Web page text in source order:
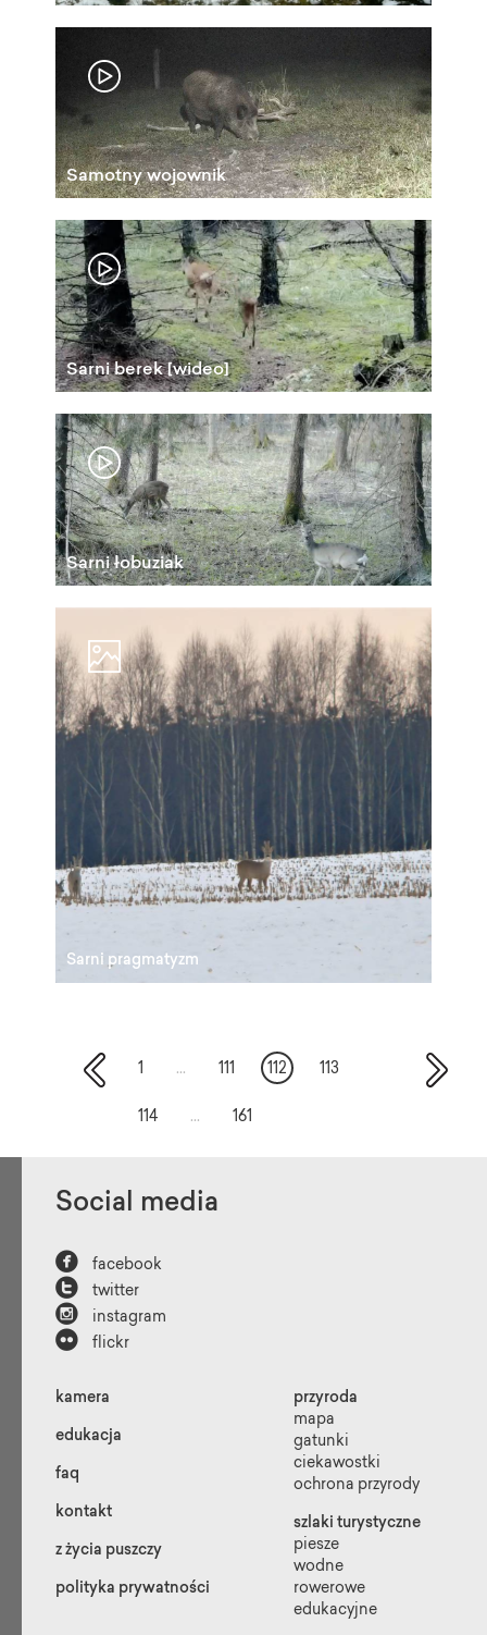
Samotny wojownik
Sarni berek [wideo]
Sarni łobuziak
Sarni pragmatyzm
1 ... 111 112 113
114 ... 161
Social media
 facebook
 twitter
 instagram
 flickr
kamera
edukacja
faq
kontakt
z życia puszczy
polityka prywatności
przyroda
mapa
gatunki
ciekawostki
ochrona przyrody
szlaki turystyczne
piesze
wodne
rowerowe
edukacyjne